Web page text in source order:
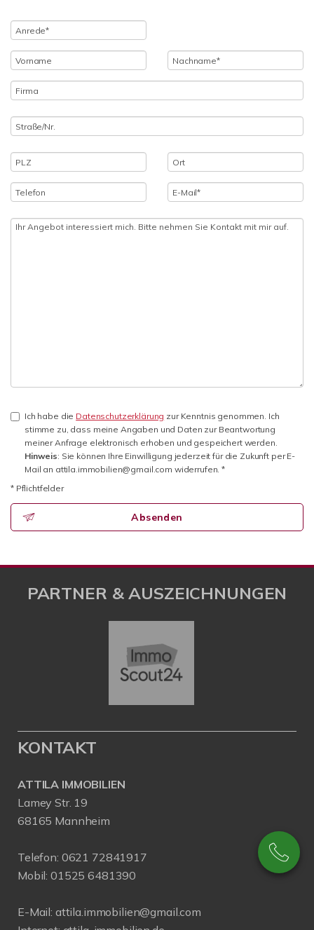
Ich habe die Datenschutzerklärung zur Kenntnis genommen. Ich
stimme zu, dass meine Angaben und Daten zur Beantwortung
meiner Anfrage elektronisch erhoben und gespeichert werden.
Hinweis: Sie können Ihre Einwilligung jederzeit für die Zukunft per E-
Mail an attila.immobilien@gmail.com widerrufen. *
* Pflichtfelder
Absenden
PARTNER & AUSZEICHNUNGEN
KONTAKT
ATTILA IMMOBILIEN
Lamey Str. 19
68165 Mannheim
Telefon: 0621 72841917
Mobil: 01525 6481390
E-Mail: attila.immobilien@gmail.com